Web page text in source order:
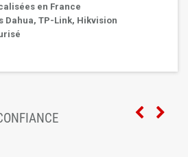
en France
Dahua, TP-Link, Hikvision